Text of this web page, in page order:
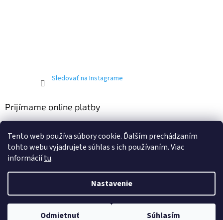
Tento web používa súbory cookie. Ďalším prechádzaním
tohto webu vyjadrujete súhlas s ich používaním. Viac
informáciítu.
Nastavenie
Odmietnuť Súhlasím
Sledovať na Instagrame
Prijímame online platby
Copyright 2026T-ričko.sk. Všetky práva vyhradené.Upraviť